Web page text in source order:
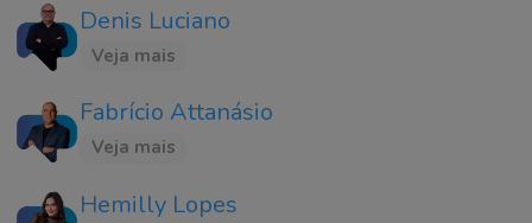
Denis Luciano
Veja mais
Fabrício Attanásio
Veja mais
Hemilly Lopes